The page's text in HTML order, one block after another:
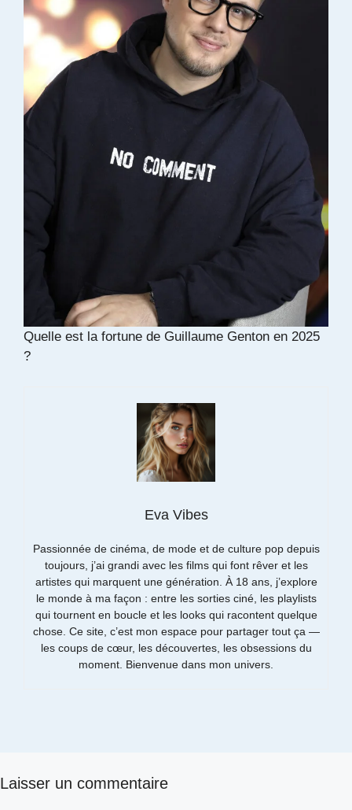
Quelle est la fortune de Guillaume Genton en 2025
?
Eva Vibes
Passionnée de cinéma, de mode et de culture pop depuis
toujours, j’ai grandi avec les films qui font rêver et les
artistes qui marquent une génération. À 18 ans, j’explore
le monde à ma façon : entre les sorties ciné, les playlists
qui tournent en boucle et les looks qui racontent quelque
chose. Ce site, c’est mon espace pour partager tout ça —
les coups de cœur, les découvertes, les obsessions du
moment. Bienvenue dans mon univers.
Laisser un commentaire